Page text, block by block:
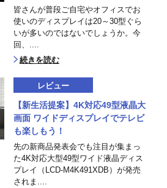
皆さんが普段ご自宅やオフィスでお
使いのディスプレイは20～30型ぐら
いが多いのではないでしょうか。今
回、....
続きを読む
レビュー
【新生活提案】4K対応49型液晶大
画面 ワイドディスプレイでテレビ
も楽しもう！
先の新商品発表会でも注目が集まっ
た4K対応大型49型ワイド液晶ディス
プレイ（LCD-M4K491XDB）が発売
されま....